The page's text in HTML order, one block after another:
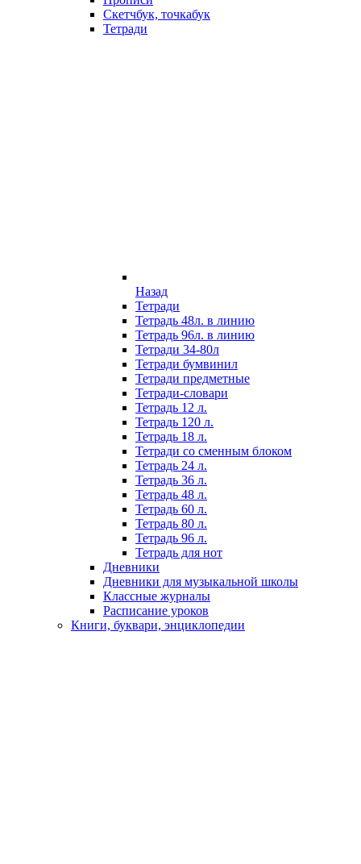
Скетчбук, точкабук
Тетради
Назад
Тетради
Тетрадь 48л. в линию
Тетрадь 96л. в линию
Тетради 34-80л
Тетради бумвинил
Тетради предметные
Тетради-словари
Тетрадь 12 л.
Тетрадь 120 л.
Тетрадь 18 л.
Тетради со сменным блоком
Тетрадь 24 л.
Тетрадь 36 л.
Тетрадь 48 л.
Тетрадь 60 л.
Тетрадь 80 л.
Тетрадь 96 л.
Тетрадь для нот
Дневники
Дневники для музыкальной школы
Классные журналы
Расписание уроков
Книги, буквари, энциклопедии